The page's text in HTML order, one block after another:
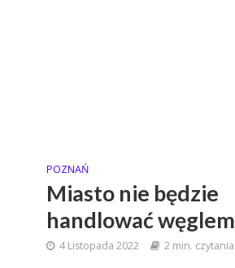
POZNAŃ
Miasto nie będzie
handlować węglem
4 Listopada 2022 2 min. czytania